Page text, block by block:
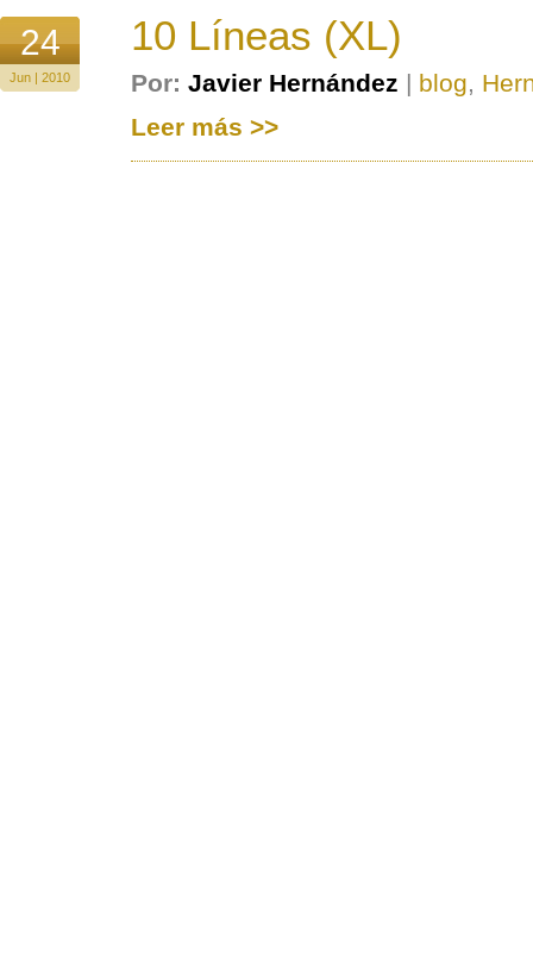
24
Jun | 2010
10 Líneas (XL)
Por: Javier Hernández | blog,
Leer más >>